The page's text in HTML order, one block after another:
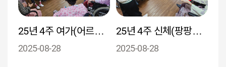
25년 4주 여가(어르신들이 익숙한 곡으로 인지활동 및 악기 활동으로 자유롭게 참여 즐거운 시간을 보내셨음)
2025-08-28
25년 4주 신체(팡팡레크를통해 신체 협응력과 반사 신경을 향상)
2025-08-28